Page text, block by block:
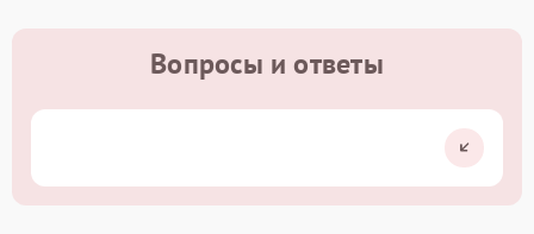
Вопросы и ответы